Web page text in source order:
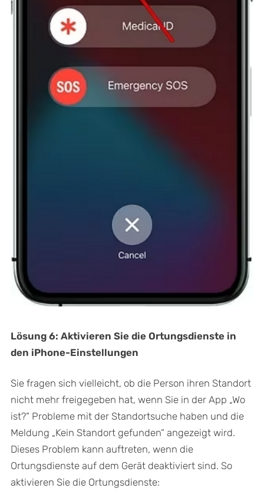
Lösung 6: Aktivieren Sie die Ortungsdienste in
den iPhone-Einstellungen
Sie fragen sich vielleicht, ob die Person ihren Standort
nicht mehr freigegeben hat, wenn Sie in der App „Wo
ist?“ Probleme mit der Standortsuche haben und die
Meldung „Kein Standort gefunden“ angezeigt wird.
Dieses Problem kann auftreten, wenn die
Ortungsdienste auf dem Gerät deaktiviert sind. So
aktivieren Sie die Ortungsdienste: